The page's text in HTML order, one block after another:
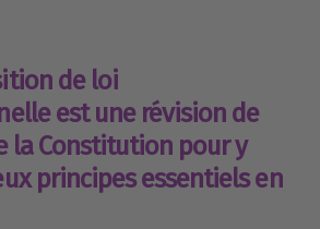
de loi
est une révision de
la Constitution pour y
principes essentiels en